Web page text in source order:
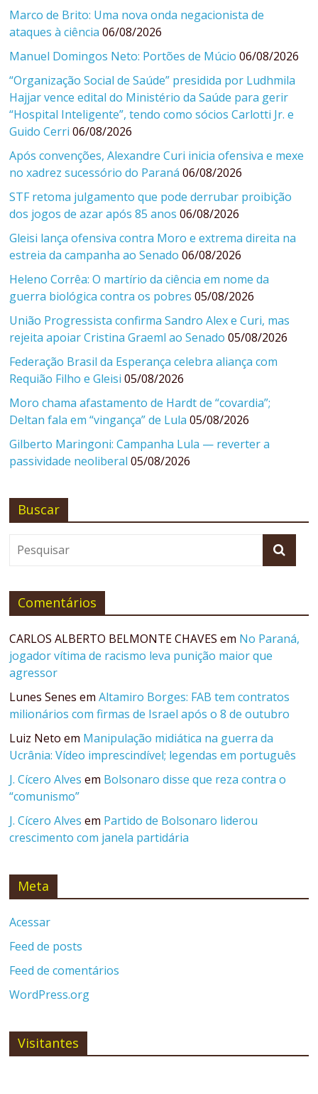
Marco de Brito: Uma nova onda negacionista de
ataques à ciência 06/08/2026
Manuel Domingos Neto: Portões de Múcio 06/08/2026
“Organização Social de Saúde” presidida por Ludhmila
Hajjar vence edital do Ministério da Saúde para gerir
“Hospital Inteligente”, tendo como sócios Carlotti Jr. e
Guido Cerri 06/08/2026
Após convenções, Alexandre Curi inicia ofensiva e mexe
no xadrez sucessório do Paraná 06/08/2026
STF retoma julgamento que pode derrubar proibição
dos jogos de azar após 85 anos 06/08/2026
Gleisi lança ofensiva contra Moro e extrema direita na
estreia da campanha ao Senado 06/08/2026
Heleno Corrêa: O martírio da ciência em nome da
guerra biológica contra os pobres 05/08/2026
União Progressista confirma Sandro Alex e Curi, mas
rejeita apoiar Cristina Graeml ao Senado 05/08/2026
Federação Brasil da Esperança celebra aliança com
Requião Filho e Gleisi 05/08/2026
Moro chama afastamento de Hardt de “covardia”;
Deltan fala em “vingança” de Lula 05/08/2026
Gilberto Maringoni: Campanha Lula — reverter a
passividade neoliberal 05/08/2026
Buscar
Comentários
CARLOS ALBERTO BELMONTE CHAVES em No Paraná,
jogador vítima de racismo leva punição maior que
agressor
Lunes Senes emAltamiro Borges: FAB tem contratos
milionários com firmas de Israel após o 8 de outubro
Luiz Neto em Manipulação midiática na guerra da
Ucrânia: Vídeo imprescindível; legendas em português
J. Cícero Alves em Bolsonaro disse que reza contra o
“comunismo”
J. Cícero Alves em Partido de Bolsonaro liderou
crescimento com janela partidária
Meta
Acessar
Feed de posts
Feed de comentários
WordPress.org
Visitantes